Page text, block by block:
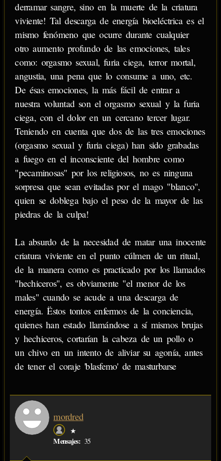
derramar sangre, sino en la muerte de la criatura
viviente! Tal descarga de energía bioeléctrica es el
mismo fenómeno que ocurre durante cualquier
otro aumento profundo de las emociones, tales
como: orgasmo sexual, furia ciega, terror mortal,
angustia, una pena que lo consume a uno, etc.
De ésas emociones, la más fácil de entrar a
nuestra voluntad son el orgasmo sexual y la furia
ciega, con el dolor en un cercano tercer lugar.
Teniendo en cuenta que dos de las tres emociones
(orgasmo sexual y furia ciega) han sido grabadas
a fuego en el inconsciente del hombre como
"pecaminosas" por los religiosos, no es ninguna
sorpresa que sean evitadas por el mago "blanco",
quien se doblega bajo el peso de la mayor de las
piedras de la culpa!
La absurdo de la necesidad de matar una inocente
criatura viviente en el punto cúlmen de un ritual,
de la manera como es practicado por los llamados
"hechiceros", es obviamente "el menor de los
males" cuando se acude a una descarga de
energía. Ëstos tontos enfermos de la conciencia,
quienes han estado llamándose a sí mismos brujas
y hechiceros, cortarían la cabeza de un pollo o
un chivo en un intento de aliviar su agonía, antes
de tener el coraje 'blasfemo' de masturbarse
mordred
★
Mensajes: 35